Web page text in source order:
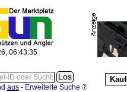
06:43:35
aus- Erweiterte Suche